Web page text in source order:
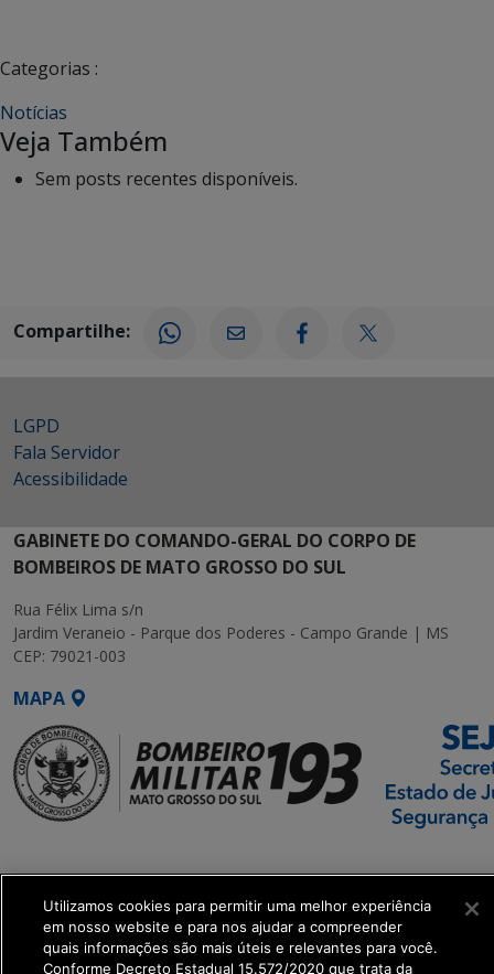
Categorias :
Notícias
Veja Também
Sem posts recentes disponíveis.
Compartilhe:
LGPD
Fala Servidor
Acessibilidade
GABINETE DO COMANDO-GERAL DO CORPO DE
BOMBEIROS DE MATO GROSSO DO SUL
Rua Félix Lima s/n
Jardim Veraneio - Parque dos Poderes - Campo Grande | MS
CEP: 79021-003
MAPA
Executiva de
Transformação Digital
get_footer();
Utilizamos cookies para permitir uma melhor experiência
em nosso website e para nos ajudar a compreender
quais informações são mais úteis e relevantes para você.
Conforme Decreto Estadual 15.572/2020 que trata da